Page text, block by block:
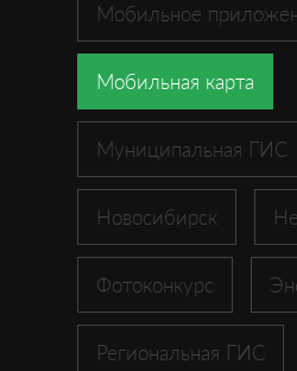
Мобильное
Мобильная карта
Муниципальная ГИС
Новосибирск
Фотоконкурс
Региональная ГИС